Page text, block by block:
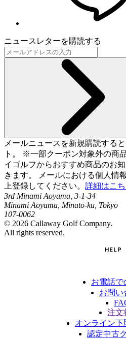
ニュースレターを購読する
メールニュースを新規購読する
ト。 ※一部クーポン対象外の商
イゴルフからおすすめ商品のお
きます。 メールにおける個人情
上登録してください。 詳細はこ
3rd Minami Aoyama, 3-1-34
Minami Aoyama, Minato-ku, Tokyo
107-0062
© 2026 Callaway Golf Company.
All rights reserved.
HELP
お電話で
お問い
注文
オンライン下
認定中古